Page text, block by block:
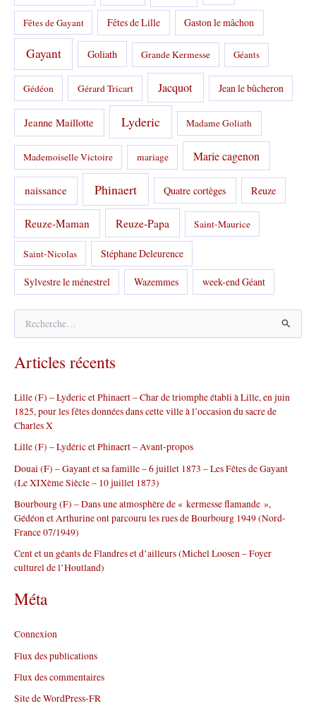
Fêtes de Gayant Fêtes de Lille Gaston le mâchon
Gayant Goliath Grande Kermesse Géants
Gédéon Gérard Tricart Jacquot Jean le bûcheron
Jeanne Maillotte Lyderic Madame Goliath
Mademoiselle Victoire mariage Marie cagenon
naissance Phinaert Quatre cortèges Reuze
Reuze-Maman Reuze-Papa Saint-Maurice
Saint-Nicolas Stéphane Deleurence
Sylvestre le ménestrel Wazemmes week-end Géant
h
e
c
h
e
r
:
Articles récents
Lille (F) – Lyderic et Phinaert – Char de triomphe établi à Lille, en juin
1825, pour les fêtes données dans cette ville à l’occasion du sacre de
Charles X
Lille (F) – Lydéric et Phinaert – Avant-propos
Douai (F) – Gayant et sa famille – 6 juillet 1873 – Les Fêtes de Gayant
(Le XIXème Siècle – 10 juillet 1873)
Bourbourg (F) – Dans une atmosphère de « kermesse flamande »,
Gédéon et Arthurine ont parcouru les rues de Bourbourg 1949 (Nord-
France 07/1949)
Cent et un géants de Flandres et d’ailleurs (Michel Loosen – Foyer
culturel de l’Houtland)
Méta
Connexion
Flux des publications
Flux des commentaires
Site de WordPress-FR